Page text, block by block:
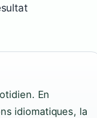
En
idiomatiques, la